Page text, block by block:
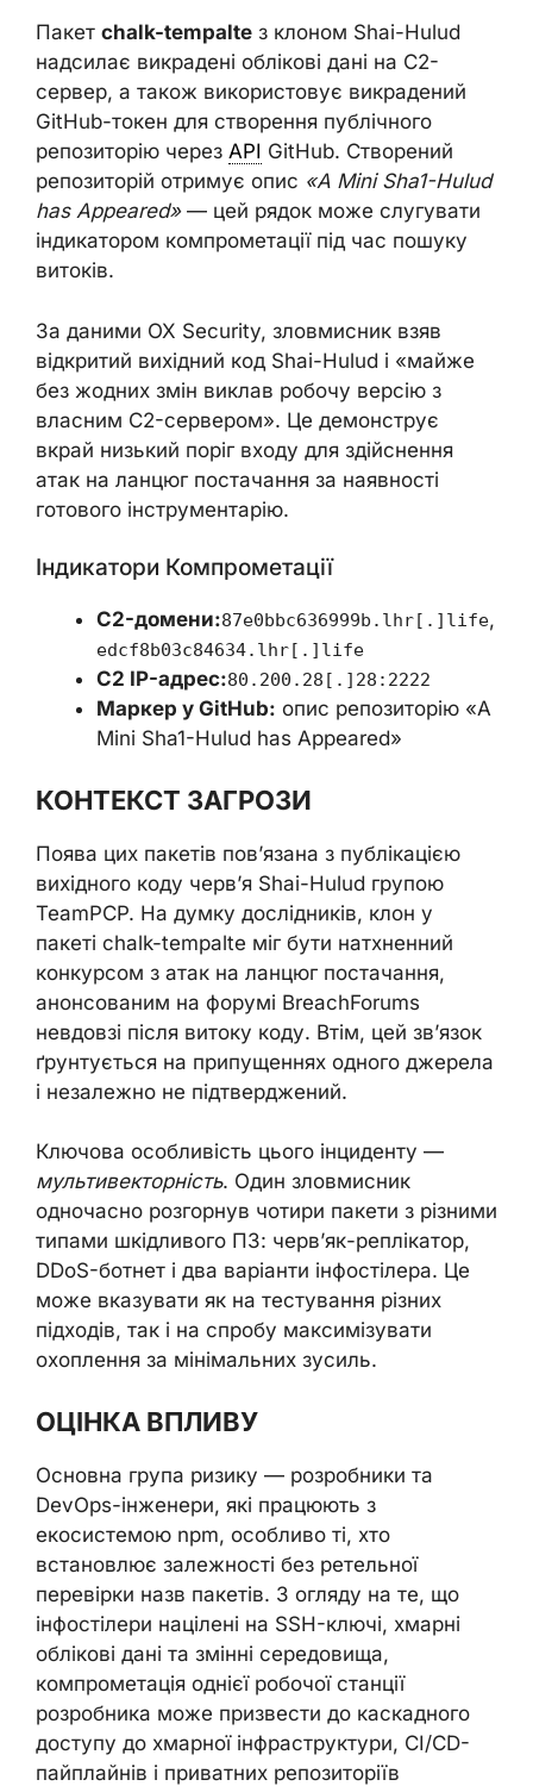
Пакет chalk-tempalte з клоном Shai-Hulud
надсилає викрадені облікові дані на C2-
сервер, а також використовує викрадений
GitHub-токен для створення публічного
репозиторію через API GitHub. Створений
репозиторій отримує опис «A Mini Sha1-Hulud
has Appeared»— цей рядок може слугувати
індикатором компрометації під час пошуку
витоків.
За даними OX Security, зловмисник взяв
відкритий вихідний код Shai-Hulud і «майже
без жодних змін виклав робочу версію з
власним C2-сервером». Це демонструє
вкрай низький поріг входу для здійснення
атак на ланцюг постачання за наявності
готового інструментарію.
Індикатори Компрометації
C2-домени:87e0bbc636999b.lhr[.]life,
edcf8b03c84634.lhr[.]life
C2 IP-адрес:80.200.28[.]28:2222
Маркер у GitHub: опис репозиторію «A
Mini Sha1-Hulud has Appeared»
КОНТЕКСТ ЗАГРОЗИ
Поява цих пакетів пов’язана з публікацією
вихідного коду черв’я Shai-Hulud групою
TeamPCP. На думку дослідників, клон у
пакеті chalk-tempalte міг бути натхненний
конкурсом з атак на ланцюг постачання,
анонсованим на форумі BreachForums
невдовзі після витоку коду. Втім, цей зв’язок
ґрунтується на припущеннях одного джерела
і незалежно не підтверджений.
Ключова особливість цього інциденту —
мультивекторність. Один зловмисник
одночасно розгорнув чотири пакети з різними
типами шкідливого ПЗ: черв’як-реплікатор,
DDoS-ботнет і два варіанти інфостілера. Це
може вказувати як на тестування різних
підходів, так і на спробу максимізувати
охоплення за мінімальних зусиль.
ОЦІНКА ВПЛИВУ
Основна група ризику — розробники та
DevOps-інженери, які працюють з
екосистемою npm, особливо ті, хто
встановлює залежності без ретельної
перевірки назв пакетів. З огляду на те, що
інфостілери націлені на SSH-ключі, хмарні
облікові дані та змінні середовища,
компрометація однієї робочої станції
розробника може призвести до каскадного
доступу до хмарної інфраструктури, CI/CD-
пайплайнів і приватних репозиторіїв